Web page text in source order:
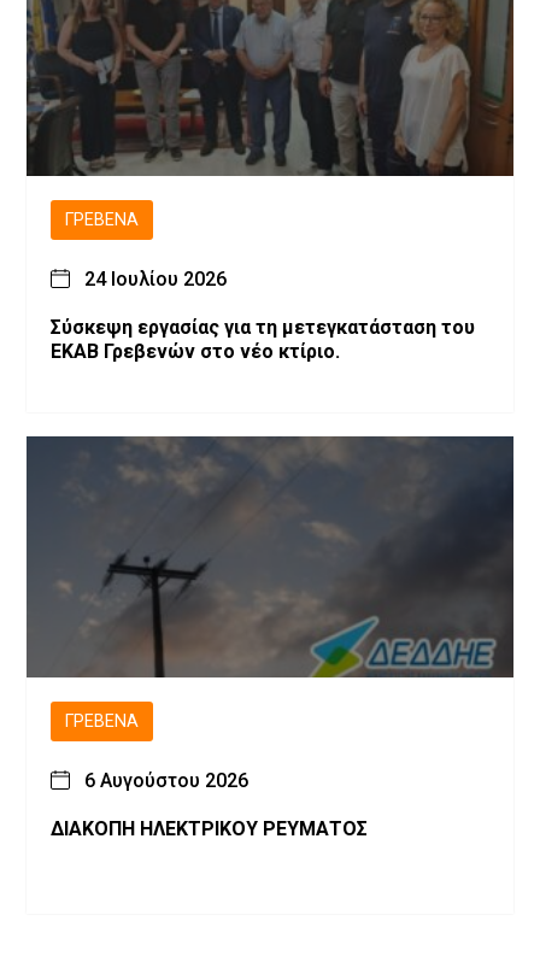
ΓΡΕΒΕΝΆ
24 Ιουλίου 2026
Σύσκεψη εργασίας για τη μετεγκατάσταση του
ΕΚΑΒ Γρεβενών στο νέο κτίριο.
ΓΡΕΒΕΝΆ
6 Αυγούστου 2026
ΔΙΑΚΟΠΗ ΗΛΕΚΤΡΙΚΟΥ ΡΕΥΜΑΤΟΣ